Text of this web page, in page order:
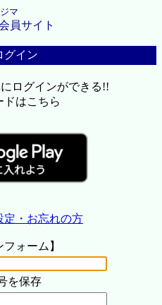
マ
員サイト
グイン
ログインができる!!
ドはこちら
定・お忘れの方
フォーム】
を保存